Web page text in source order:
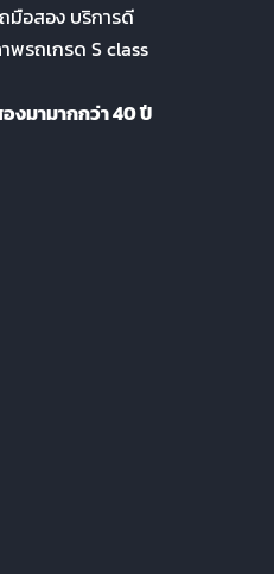
มือสอง บริการดี
รถเกรด S class
งมามากกว่า 40 ปี